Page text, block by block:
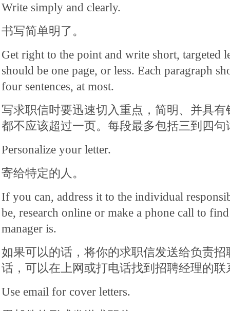
Write simply and clearly.
书写简单明了。
Get right to the point and write short, targeted
should be one page, or less. Each paragraph
four sentences, at most.
写求职信时要迅速切入重点，简明、并具
都不应该超过一页。每段最多包括三到四句
Personalize your letter.
寄给特定的人。
If you can, address it to the individual
be, research online or make a phone call to
manager is.
如果可以的话，将你的求职信发送给负责
话，可以在上网或打电话找到招聘经理的联
Use email for cover letters.